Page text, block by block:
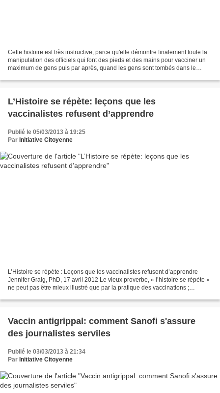
Cette histoire est très instructive, parce qu'elle démontre finalement toute la
manipulation des officiels qui font des pieds et des mains pour vacciner un
maximum de gens puis par après, quand les gens sont tombés dans le
L’Histoire se répète: leçons que les
vaccinalistes refusent d’apprendre
Publié le 05/03/2013 à 19:25
Par Initiative Citoyenne
L’Histoire se répète : Leçons que les vaccinalistes refusent d’apprendre
Jennifer Graig, PhD, 17 avril 2012 Le vieux proverbe, « l’histoire se répète »
ne peut pas être mieux illustré que par la pratique des vaccinations ;
Vaccin antigrippal: comment Sanofi s'assure
des journalistes serviles
Publié le 03/03/2013 à 21:34
Par Initiative Citoyenne